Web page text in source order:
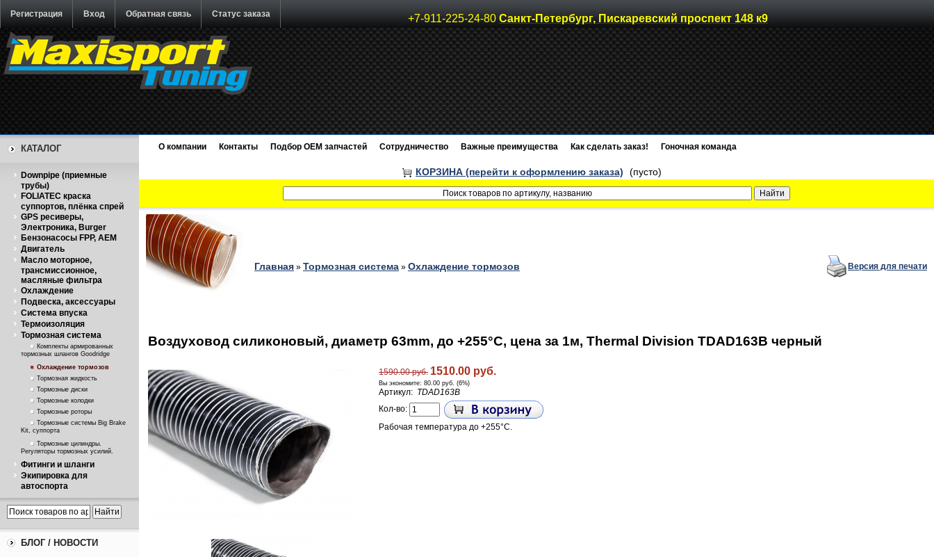
Регистрация Вход Обратная связь Статус заказа +7-911-225-24-80 Санкт-Петербург, Пискаревский проспект 148 к9
КАТАЛОГ
Downpipe (приемные
трубы)
FOLIATEC краска
суппортов, плёнка спрей
GPS ресиверы,
Электроника, Burger
Бензонасосы FPP, AEM
Двигатель
Масло моторное,
трансмиссионное,
масляные фильтра
Охлаждение
Подвеска, аксессуары
Система впуска
Термоизоляция
Тормозная система
Комплекты армированных
тормозных шлангов Goodridge
Охлаждение тормозов
Тормозная жидкость
Тормозные диски
Тормозные колодки
Тормозные роторы
Тормозные системы Big Brake
Kit, суппорта
Тормозные цилиндры.
Регуляторы тормозных усилий.
Фитинги и шланги
Экипировка для
автоспорта
БЛОГ / НОВОСТИ
О компании Контакты Подбор OEM запчастей Сотрудничество Важные преимущества Как сделать заказ! Гоночная команда
КОРЗИНА (перейти к оформлению заказа) (пусто)
Главная » Тормозная система » Охлаждение тормозов Версия для печати
Воздуховод силиконовый, диаметр 63mm, до +255°С, цена за 1м, Thermal Division TDAD163B черный
1590.00 руб. 1510.00 руб.
Вы экономите: 80.00 руб. (6%)
Артикул: TDAD163B
Кол-во:
Рабочая температура до +255°С.